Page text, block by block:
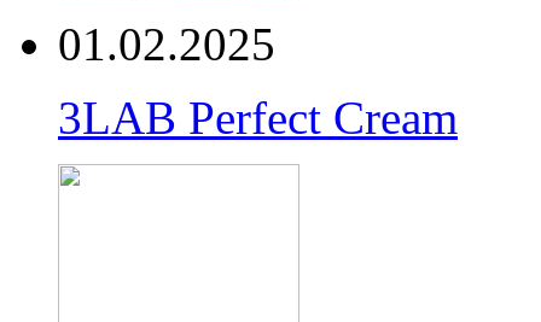
01.02.2025
3LAB Perfect Cream